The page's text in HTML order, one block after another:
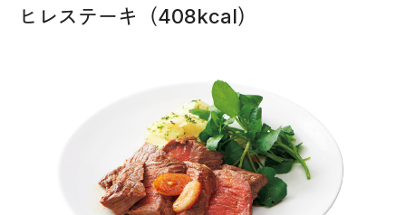
ヒレステーキ（408kcal）